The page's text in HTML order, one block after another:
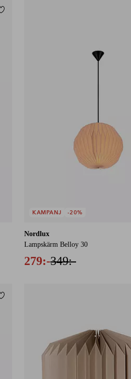
Lägg till i favoriter
Nordlux
Lampskärm Belloy 30
279:-349:-
KAMPANJ -20%
Lägg till i favoriter